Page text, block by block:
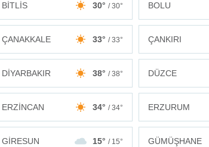
BİTLİS 30° / 30° BOLU
ÇANAKKALE 33° / 33° ÇANKIRI
DİYARBAKIR 38° / 38° DÜZCE
ERZİNCAN 34° / 34° ERZURUM
GİRESUN 15° / 15° GÜMÜŞHANE